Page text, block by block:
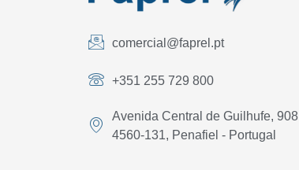
comercial@faprel.pt
+351 255 729 800
Avenida Central de Guilhufe, 908
4560-131, Penafiel - Portugal